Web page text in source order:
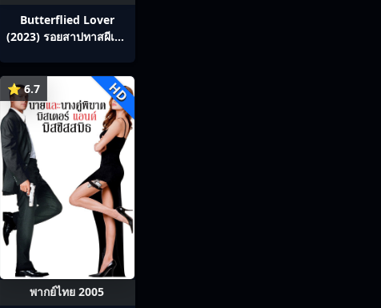
Butterflied Lover
(2023) รอยสาปทาสผีเสื้อ
⭐ 6.7 HD
พากย์ไทย 2005